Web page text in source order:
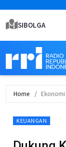
SIBOLGA
Home Ekonomi
KEUANGAN